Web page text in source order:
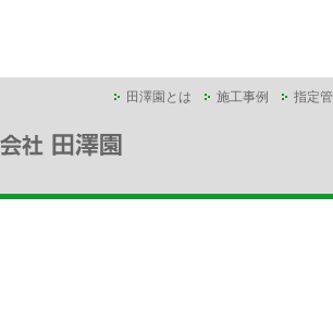
田澤園とは 施工事例 指定